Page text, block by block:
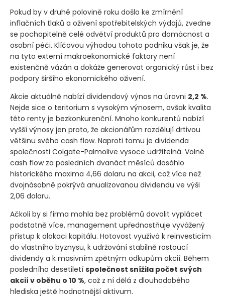
Pokud by v druhé polovině roku došlo ke zmírnění
inflačních tlaků a oživení spotřebitelských výdajů, zvedne
se pochopitelně celé odvětví produktů pro domácnost a
osobní péči. Klíčovou výhodou tohoto podniku však je, že
na tyto externí makroekonomické faktory není
existenčně vázán a dokáže generovat organický růst i bez
podpory širšího ekonomického oživení.
Akcie aktuálně nabízí dividendový výnos na úrovni 2,2 %.
Nejde sice o teritorium s vysokým výnosem, avšak kvalita
této renty je bezkonkurenční. Mnoho konkurentů nabízí
vyšší výnosy jen proto, že akcionářům rozdělují drtivou
většinu svého cash flow. Naproti tomu je dividenda
společnosti Colgate-Palmolive vysoce udržitelná. Volné
cash flow za posledních dvanáct měsíců dosáhlo
historického maxima 4,66 dolaru na akcii, což více než
dvojnásobně pokrývá anualizovanou dividendu ve výši
2,06 dolaru.
Ačkoli by si firma mohla bez problémů dovolit vyplácet
podstatně více, management upřednostňuje vyvážený
přístup k alokaci kapitálu. Hotovost využívá k reinvesticím
do vlastního byznysu, k udržování stabilně rostoucí
dividendy a k masivním zpětným odkupům akcií. Během
posledního desetiletí společnost snížila počet svých
akcií v oběhu o 10 %, což z ní dělá z dlouhodobého
hlediska ještě hodnotnější aktivum.